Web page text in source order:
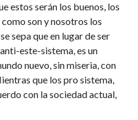
estos serán los buenos, los
son y nosotros los
sepa que en lugar de ser
este-sistema, es un
nuevo, sin miseria, con
que los pro sistema,
con la sociedad actual,